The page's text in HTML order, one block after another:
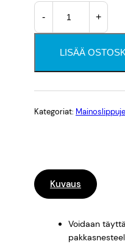
L
s
n
r
- +
LISÄÄ
Kategoriat:
Kuvaus
Voidaan